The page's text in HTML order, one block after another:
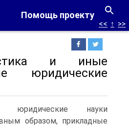
Помощь проекту
<< ↑ >>
и иные
юридические
юридические науки
образом, прикладные